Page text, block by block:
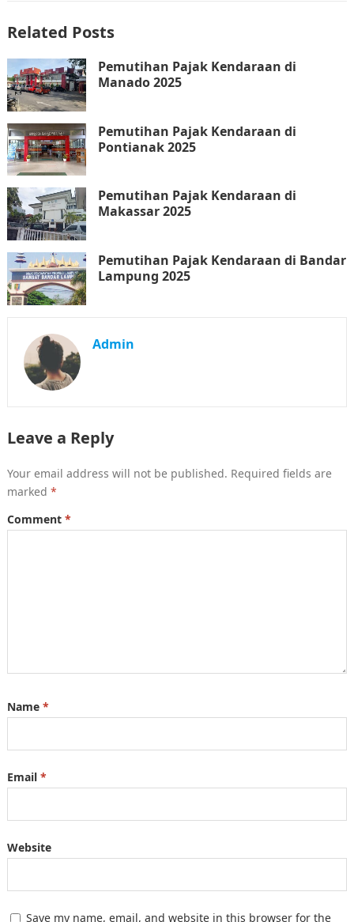
Related Posts
Pemutihan Pajak Kendaraan di
Manado 2025
Pemutihan Pajak Kendaraan di
Pontianak 2025
Pemutihan Pajak Kendaraan di
Makassar 2025
Pemutihan Pajak Kendaraan di Bandar
Lampung 2025
Admin
Leave a Reply
Your email address will not be published. Required fields are
marked *
Comment *
Name *
Email *
Website
Save my name, email, and website in this browser for the